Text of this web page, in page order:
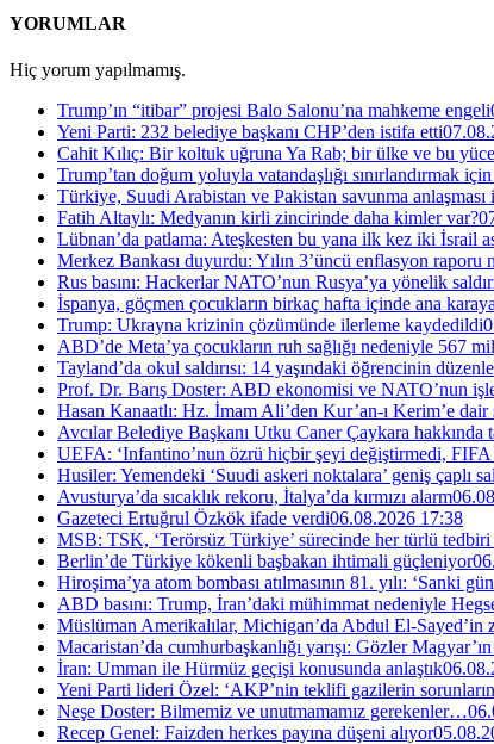
YORUMLAR
Hiç yorum yapılmamış.
Trump’ın “itibar” projesi Balo Salonu’na mahkeme engeli
Yeni Parti: 232 belediye başkanı CHP’den istifa etti
Cahit Kılıç: Bir koltuk uğruna Ya Rab; bir ülke ve bu
Trump’tan doğum yoluyla vatandaşlığı sınırlandırmak
Türkiye, Suudi Arabistan ve Pakistan savunma anlaşması
Fatih Altaylı: Medyanın kirli zincirinde daha kimler var?
Lübnan’da patlama: Ateşkesten bu yana ilk kez iki İsrail
Merkez Bankası duyurdu: Yılın 3’üncü enflasyon raporu
Rus basını: Hackerlar NATO’nun Rusya’ya yönelik
İspanya, göçmen çocukların birkaç hafta içinde ana
Trump: Ukrayna krizinin çözümünde ilerleme kaydedildi
ABD’de Meta’ya çocukların ruh sağlığı nedeniyle 567
Tayland’da okul saldırısı: 14 yaşındaki öğrencinin
Prof. Dr. Barış Doster: ABD ekonomisi ve NATO’nun
Hasan Kanaatlı: Hz. İmam Ali’den Kur’an-ı Kerim’e dair
Avcılar Belediye Başkanı Utku Caner Çaykara hakkında
UEFA: ‘Infantino’nun özrü hiçbir şeyi değiştirmedi, FIFA
Husiler: Yemendeki ‘Suudi askeri noktalara’ geniş çaplı
Avusturya’da sıcaklık rekoru, İtalya’da kırmızı alarm
Gazeteci Ertuğrul Özkök ifade verdi06.08.2026 17:38
MSB: TSK, ‘Terörsüz Türkiye’ sürecinde her türlü tedbiri
Berlin’de Türkiye kökenli başbakan ihtimali güçleniyor
Hiroşima’ya atom bombası atılmasının 81. yılı: ‘Sanki
ABD basını: Trump, İran’daki mühimmat nedeniyle
Müslüman Amerikalılar, Michigan’da Abdul El-Sayed’in
Macaristan’da cumhurbaşkanlığı yarışı: Gözler Magyar’ın
İran: Umman ile Hürmüz geçişi konusunda anlaştık
Yeni Parti lideri Özel: ‘AKP’nin teklifi gazilerin
Neşe Doster: Bilmemiz ve unutmamamız gerekenler…
Recep Genel: Faizden herkes payına düşeni alıyor